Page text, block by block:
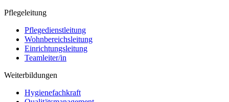
Pflegeleitung
Pflegedienstleitung
Wohnbereichsleitung
Einrichtungsleitung
Teamleiter/in
Weiterbildungen
Hygienefachkraft